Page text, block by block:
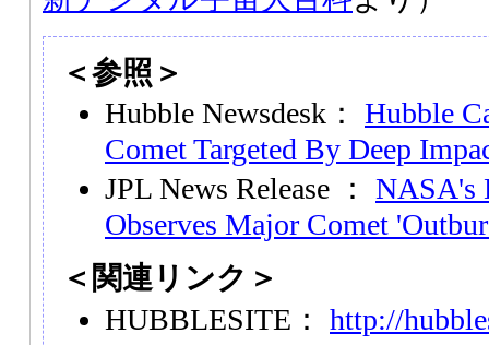
＜参照＞
Hubble Newsdesk： Hubble
Comet Targeted By Deep
JPL News Release ： NASA's
Observes Major Comet
＜関連リンク＞
HUBBLESITE： http://